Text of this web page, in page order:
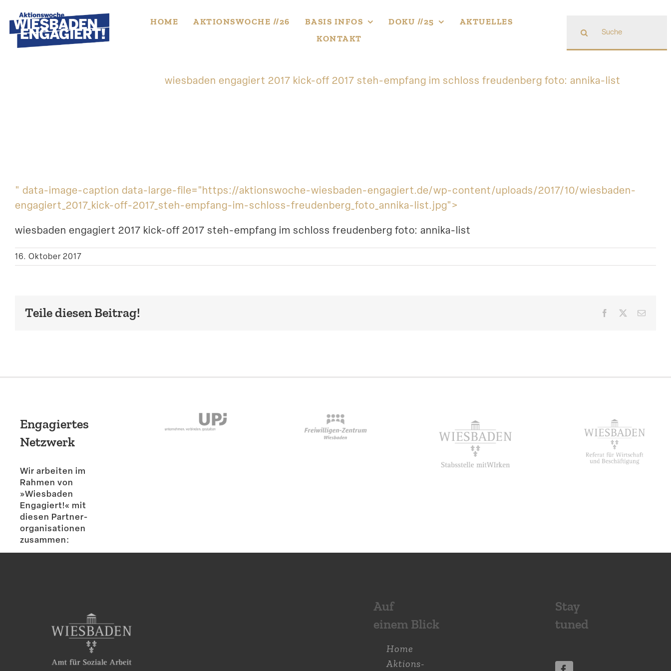
to
content
HOME AKTIONS­WOCHE //26 BASIS INFOS DOKU //25
AKTUELLES
KONTAKT
nach:
wiesbaden engagiert 2017 kick-off 2017 steh-empfang im schloss freudenberg foto: annika-list
" data-image-caption data-large-file="https://aktionswoche-wiesbaden-engagiert.de/wp-content/uploads/2017/10/wiesbaden-
engagiert_2017_kick-off-2017_steh-empfang-im-schloss-freudenberg_foto_annika-list.jpg">
wiesbaden engagiert 2017 kick-off 2017 steh-empfang im schloss freudenberg foto: annika-list
16. Oktober 2017
Teile diesen Beitrag! Facebook
Engagiertes
Netzwerk
Wir arbeiten im
Rahmen von
»Wiesbaden
Engagiert!« mit
diesen Partner­
or­ga­ni­sa­tionen
zusammen:
Auf
einem Blick
Home
Aktions­
Stay
tuned